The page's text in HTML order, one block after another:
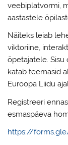
veebiplatvormi,
aastastele
Näiteks leiab
viktoriine,
õpetajatele.
katab teemasid
Euroopa Liidu
Registreeri
esmaspäeva
https://